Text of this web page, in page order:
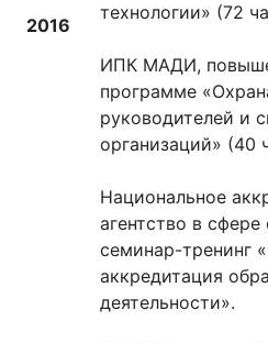
2016
технологии» (72
ИПК МАДИ,
программе
руководителей и
организаций» (40
Национальное
агентство в сфере
семинар-тренинг
аккредитация
деятельности».